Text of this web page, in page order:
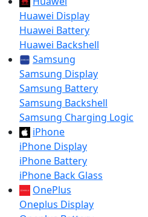
Huawei Display
Huawei Battery
Huawei Backshell
Samsung
Samsung Display
Samsung Battery
Samsung Backshell
Samsung Charging Logic
iPhone
iPhone Display
iPhone Battery
iPhone Back Glass
OnePlus
Oneplus Display